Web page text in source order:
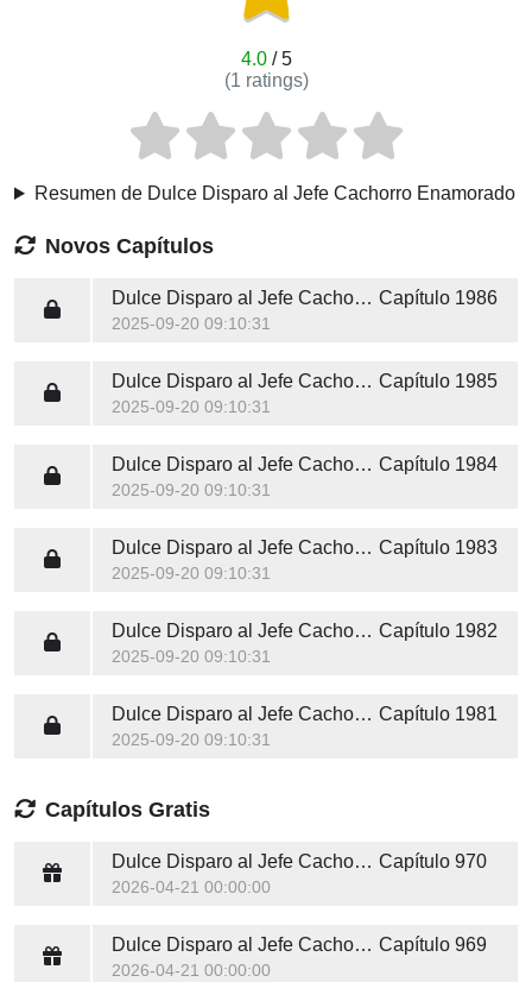
4.0/ 5
(1 ratings)
Resumen de Dulce Disparo al Jefe Cachorro Enamorado
Novos Capítulos
Dulce Disparo al Jefe Cachorro Enamorado Capítulo 1986
2025-09-20 09:10:31
Dulce Disparo al Jefe Cachorro Enamorado Capítulo 1985
2025-09-20 09:10:31
Dulce Disparo al Jefe Cachorro Enamorado Capítulo 1984
2025-09-20 09:10:31
Dulce Disparo al Jefe Cachorro Enamorado Capítulo 1983
2025-09-20 09:10:31
Dulce Disparo al Jefe Cachorro Enamorado Capítulo 1982
2025-09-20 09:10:31
Dulce Disparo al Jefe Cachorro Enamorado Capítulo 1981
2025-09-20 09:10:31
Capítulos Gratis
Dulce Disparo al Jefe Cachorro Enamorado Capítulo 970
2026-04-21 00:00:00
Dulce Disparo al Jefe Cachorro Enamorado Capítulo 969
2026-04-21 00:00:00